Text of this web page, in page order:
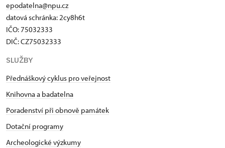
epodatelna@npu.cz
datová schránka: 2cy8h6t​
IČO: 75032333
DIČ: CZ75032333
SLUŽBY
Přednáškový cyklus pro veřejnost
Knihovna a badatelna
Poradenství při obnově památek
Dotační programy
Archeologické výzkumy